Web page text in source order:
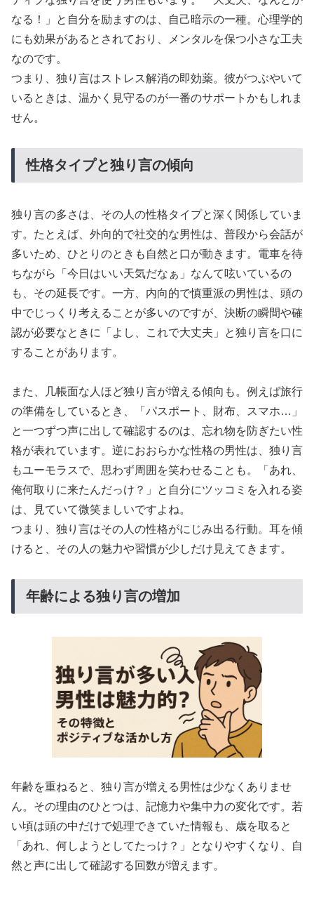
なる！」と自分を励ますのは、自己暗示の一種。心理学的
にも効果があるとされており、メンタルを保つ小さな工夫
なのです。
つまり、独り言はストレス解消の即効薬。彼がつぶやいて
いるときは、温かく見守るのが一番のサポートかもしれま
せん。
性格タイプと独り言の傾向
独り言の多さは、その人の性格タイプと深く関係していま
す。たとえば、外向的で社交的な男性は、普段から会話が
多いため、ひとりのときも自然と口が動きます。電車を待
ちながら「今日はいい天気だなぁ」なんて呟いているの
も、その延長です。一方、内向的で慎重派の男性は、頭の
中でじっくり考えることが多いのですが、決断の瞬間や確
認が必要なときに「よし、これで大丈夫」と独り言を口に
することがあります。
また、几帳面な人ほど独り言が増える傾向も。例えば旅行
の準備をしているとき、「パスポート、財布、スマホ…」
と一つずつ声に出して確認するのは、忘れ物を防ぎたい性
格が表れています。逆におおらかな性格の男性は、独り言
もユーモラスで、思わず周囲を笑わせることも。「あれ、
俺何取りに来たんだっけ？」と自分にツッコミを入れる姿
は、見ていて微笑ましいですよね。
つまり、独り言はその人の性格がにじみ出る行動。耳を傾
けると、その人の魅力や習慣が少しだけ見えてきます。
年齢による独り言の増加
年齢を重ねると、独り言が増える男性は少なくありませ
ん。その理由のひとつは、記憶力や集中力の変化です。若
い頃は頭の中だけで処理できていた情報も、歳を取ると
「あれ、何しようとしてたっけ？」となりやすくなり、自
然と声に出して確認する回数が増えます。